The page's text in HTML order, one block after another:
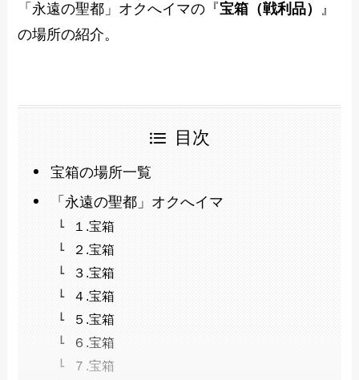
「永遠の聖都」オクへイマの『宝箱（戦利品） 』
の場所の紹介。
目次
宝箱の場所一覧
「永遠の聖都」オクへイマ
１.宝箱
２.宝箱
３.宝箱
４.宝箱
５.宝箱
６.宝箱
７.宝箱